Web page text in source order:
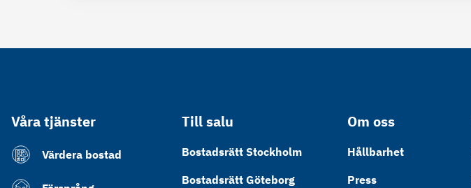
Våra tjänster
Värdera bostad
Till salu
Bostadsrätt Stockholm
Bostadsrätt Göteborg
Om oss
Hållbarhet
Press